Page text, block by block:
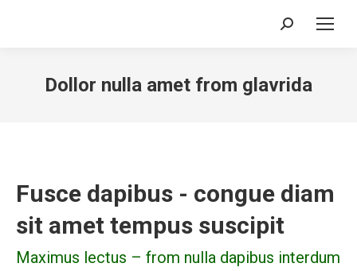
Search:
Dollor nulla amet from glavrida
Fusce dapibus - congue diam
sit amet tempus suscipit
Maximus lectus – from nulla dapibus interdum